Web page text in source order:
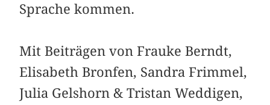
Sprache kommen.
Mit Beiträgen von Frauke Berndt,
Elisabeth Bronfen, Sandra Frimmel,
Julia Gelshorn & Tristan Weddigen,